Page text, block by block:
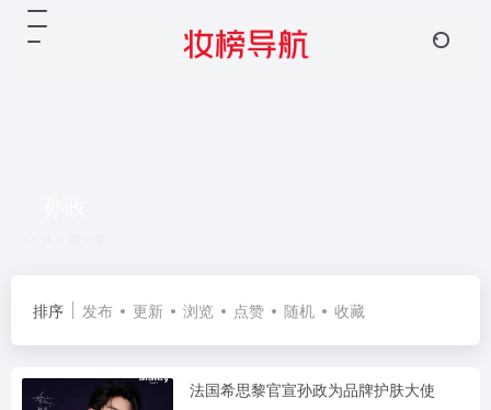
排序 发布 更新 浏览 点赞 随机 收藏
法国希思黎官宣孙政为品牌护肤大使